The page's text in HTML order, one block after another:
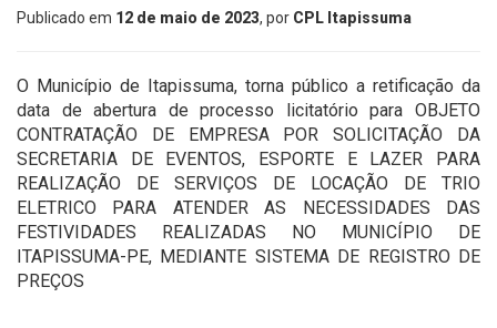
Publicado em 12 de maio de 2023, por CPL Itapissuma
O Município de Itapissuma, torna público a retificação da
data de abertura de processo licitatório para OBJETO
CONTRATAÇÃO DE EMPRESA POR SOLICITAÇÃO DA
SECRETARIA DE EVENTOS, ESPORTE E LAZER PARA
REALIZAÇÃO DE SERVIÇOS DE LOCAÇÃO DE TRIO
ELETRICO PARA ATENDER AS NECESSIDADES DAS
FESTIVIDADES REALIZADAS NO MUNICÍPIO DE
ITAPISSUMA-PE, MEDIANTE SISTEMA DE REGISTRO DE
PREÇOS